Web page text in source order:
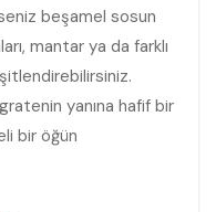
beşamel sosun
mantar ya da farklı
yanına hafif bir
bir öğün